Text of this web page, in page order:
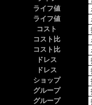
ライフ値
ライフ値
コスト
コスト比
コスト比
ドレス
ドレス
ショップ
グループ
グループ